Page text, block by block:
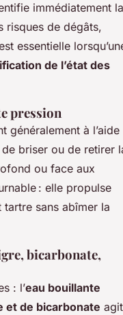
immédiatement la
risques de dégâts,
essentielle
de l’état des
pression
généralement à l’aide
briser ou de retirer
ou face aux
: elle propulse
tartre sans abîmer la
bicarbonate,
: l’eau bouillante
et de bicarbonate agit